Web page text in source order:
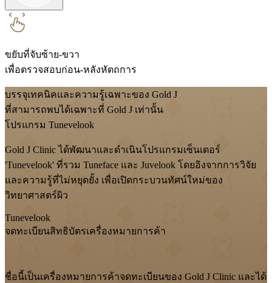
ขยับที่จับซ้าย-ขวา
เพื่อตรวจสอบก่อน-หลังหัตถการ
บรรจุเทคนิคและความรู้เฉพาะของ Gold J
ที่สามารถพบได้เฉพาะที่ Gold J เท่านั้น
โปรแกรม Tunevelook
Gold J Clinic ได้พัฒนาและดำเนินโปรแกรมเซ็นเตอร์
'Tunevelook' ที่รวม Tuneface และ Juvelook โดยอิงจากการวิจัย
และความรู้ที่ไม่หยุดยั้ง เพื่อเปิดกระบวนทัศน์ใหม่ของ
วิทยาศาสตร์ผิว
Tunevelook
จดทะเบียนสิทธิบัตรเครื่องหมายการค้า
ชื่อนี้เป็นเครื่องหมายการค้าจดทะเบียนของ Gold J Clinic และได้